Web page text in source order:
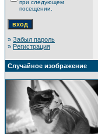
при следующем
посещении.
» Забыл пароль
» Регистрация
Случайное изображение